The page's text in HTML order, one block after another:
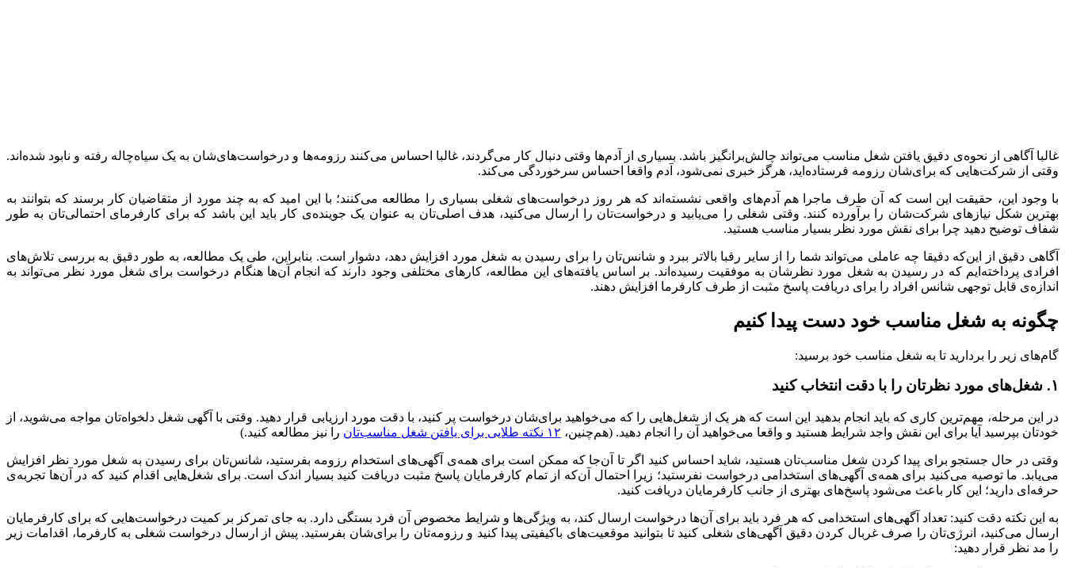
غالبا آگاهی از نحوه‌ی دقیق یافتن شغل مناسب می‌تواند چالش‌برانگیز باشد. بسیاری از آدم‌ها وقتی دنبال کار می‌گردند، غالبا احساس می‌کنند رزومه‌ها و درخواست‌های‌شان به یک سیاه‌چاله رفته و نابود شده‌اند.
وقتی از شرکت‌هایی که برای‌شان رزومه فرستاده‌اید، هرگز خبری نمی‌شود، آدم‌ واقعا احساس سرخوردگی می‌کند.
با وجود این، حقیقت این است که آن طرف ماجرا هم آدم‌های واقعی نشسته‌اند که هر روز درخواست‌های شغلی بسیاری را مطالعه می‌کنند؛ با این امید که به چند مورد از متقاضیان کار برسند که بتوانند به
بهترین شکل نیازهای شرکت‌شان را برآورده کنند. وقتی شغلی را می‌یابید و درخواست‌تان را ارسال می‌کنید، هدف اصلی‌تان به عنوان یک جوینده‌ی کار باید این باشد که برای کارفرمای احتمالی‌تان به طور
شفاف توضیح دهید چرا برای نقش مورد نظر بسیار مناسب هستید.
آگاهی دقیق از این‌که دقیقا چه عاملی می‌تواند شما را از سایر رقبا بالاتر ببرد و شانس‌تان را برای رسیدن به شغل مورد افزایش دهد، دشوار است. بنابراین، طی یک مطالعه، به طور دقیق به بررسی تلاش‌های
افرادی پرداخته‌ایم که در رسیدن به شغل مورد نظرشان به موفقیت رسیده‌اند. بر اساس یافته‌های این مطالعه، کارهای مختلفی وجود دارند که انجام آن‌ها هنگام درخواست برای شغل مورد نظر می‌تواند به
اندازه‌ی قابل توجهی شانس‌ افراد را برای دریافت پاسخ مثبت از طرف کارفرما افزایش دهند.
چگونه به شغل مناسب خود دست پیدا کنیم
گام‌های زیر را بردارید تا به شغل مناسب خود برسید:
۱. شغل‌های مورد نظرتان را با دقت انتخاب کنید
در این مرحله، مهم‌ترین کاری که باید انجام بدهید این است که هر یک از شغل‌هایی را که می‌‌خواهید برای‌شان درخواست پر کنید، با دقت مورد ارزیابی قرار دهید. وقتی ‌با آگهی شغل دلخواه‌تان مواجه می‌شوید، از
خودتان بپرسید آیا برای این نقش واجد شرایط هستید و واقعا می‌خواهید آن را انجام دهید. (هم‌چنین، ۱۲ نکته طلایی برای یافتن شغل مناسب‌تان را نیز مطالعه کنید.)
وقتی در حال جستجو برای پیدا کردن شغل مناسب‌تان هستید، شاید احساس کنید اگر تا آن‌جا که ممکن است برای همه‌ی آگهی‌های استخدام رزومه بفرستید، شانس‌تان برای رسیدن به شغل مورد نظر افزایش
می‌یابد. ما توصیه می‌کنید برای همه‌ی آگهی‌های استخدامی درخواست نفرستید؛ زیرا احتمال آن‌که از تمام کارفرمایان پاسخ مثبت دریافت کنید بسیار اندک است. برای شغل‌هایی اقدام کنید که در آن‌ها تجربه‌ی
حرفه‌ای دارید؛ این کار باعث می‌شود پاسخ‌های بهتری از جانب کارفرمایان دریافت کنید.
به این نکته دقت کنید: تعداد آگهی‌های استخدامی که هر فرد باید برای‌ آن‌ها درخواست ارسال کند، به ویژگی‌ها و شرایط مخصوص آن فرد بستگی دارد. به جای تمرکز بر کمیت درخواست‌هایی که برای کارفرمایان
ارسال می‌کنید، انرژی‌تان را صرف غربال کردن دقیق آگهی‌های شغلی کنید تا بتوانید موقعیت‌های باکیفیتی پیدا کنید و رزومه‌تان را برای‌شان بفرستید. پیش از ارسال درخواست شغلی به کارفرما، اقدامات زیر
را مد نظر قرار دهید: